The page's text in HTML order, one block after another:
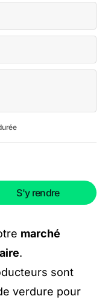
S'y rendre
marché
.
sont
verdure pour